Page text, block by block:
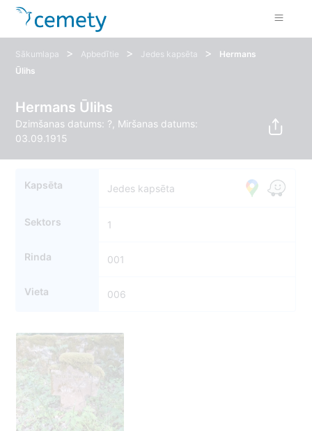
Sākumlapa > Apbedītie > Jedes kapsēta >
Hermans
Ūlihs
Hermans Ūlihs
Dzimšanas datums: ?, Miršanas datums:
03.09.1915
Kapsēta Jedes kapsēta
Sektors 1
Rinda 001
Vieta 006